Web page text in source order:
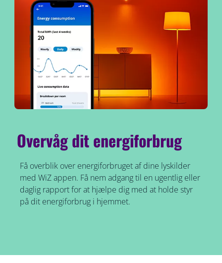
Overvåg dit energiforbrug
Få overblik over energiforbruget af dine lyskilder
med WiZ appen. Få nem adgang til en ugentlig eller
daglig rapport for at hjælpe dig med at holde styr
på dit energiforbrug i hjemmet.